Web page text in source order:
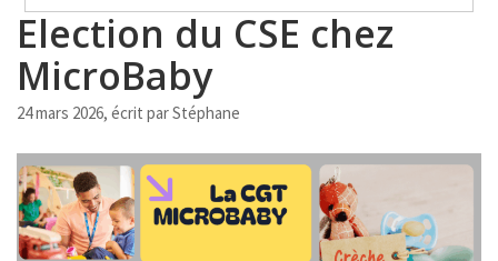
Election du CSE chez
MicroBaby
24 mars 2026, écrit parStéphane